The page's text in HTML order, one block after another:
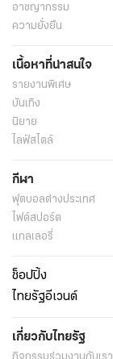
อาชญากรรม
ความยั่งยืน
เนื้อหาที่น่าสนใจ
รายงานพิเศษ
บันเทิง
นิยาย
ไลฟ์สไตล์
กีฬา
ฟุตบอลต่่างประเทศ
ไฟต์สปอร์ต
แกลเลอรี่
ช็อปปิ้ง
ไทยรัฐอีเวนต์
เกี่ยวกับไทยรัฐ